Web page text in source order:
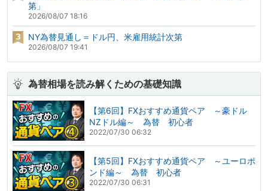
第」
2026/08/07 18:16
NY為替見通し＝ドル円、米雇用統計次第
2026/08/07 19:41
為替相場を読み解くための基礎知識
【第6回】FXおすすめ通貨ペア ～豪ドル
NZドル編～ 為替 初心者
2022/07/30 06:32
【第5回】FXおすすめ通貨ペア ～ユーロポ
ンド編～ 為替 初心者
2022/07/30 06:31